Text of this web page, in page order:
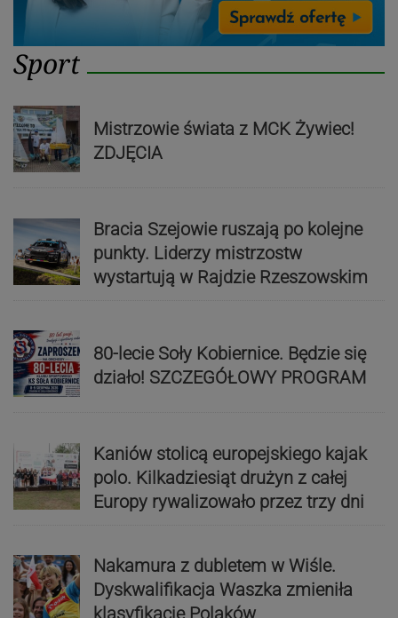
Sport
Mistrzowie świata z MCK Żywiec!
ZDJĘCIA
Bracia Szejowie ruszają po kolejne
punkty. Liderzy mistrzostw
wystartują w Rajdzie Rzeszowskim
80-lecie Soły Kobiernice. Będzie się
działo! SZCZEGÓŁOWY PROGRAM
Kaniów stolicą europejskiego kajak
polo. Kilkadziesiąt drużyn z całej
Europy rywalizowało przez trzy dni
Nakamura z dubletem w Wiśle.
Dyskwalifikacja Waszka zmieniła
klasyfikację Polaków